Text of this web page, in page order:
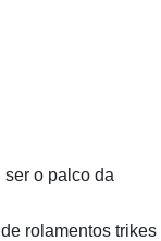
o palco da
rolamentos